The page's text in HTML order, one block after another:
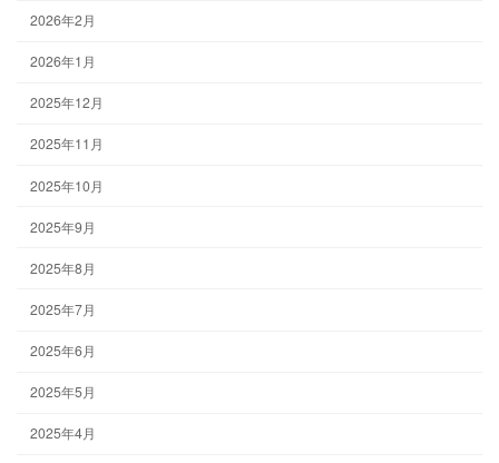
2026年2月
2026年1月
2025年12月
2025年11月
2025年10月
2025年9月
2025年8月
2025年7月
2025年6月
2025年5月
2025年4月